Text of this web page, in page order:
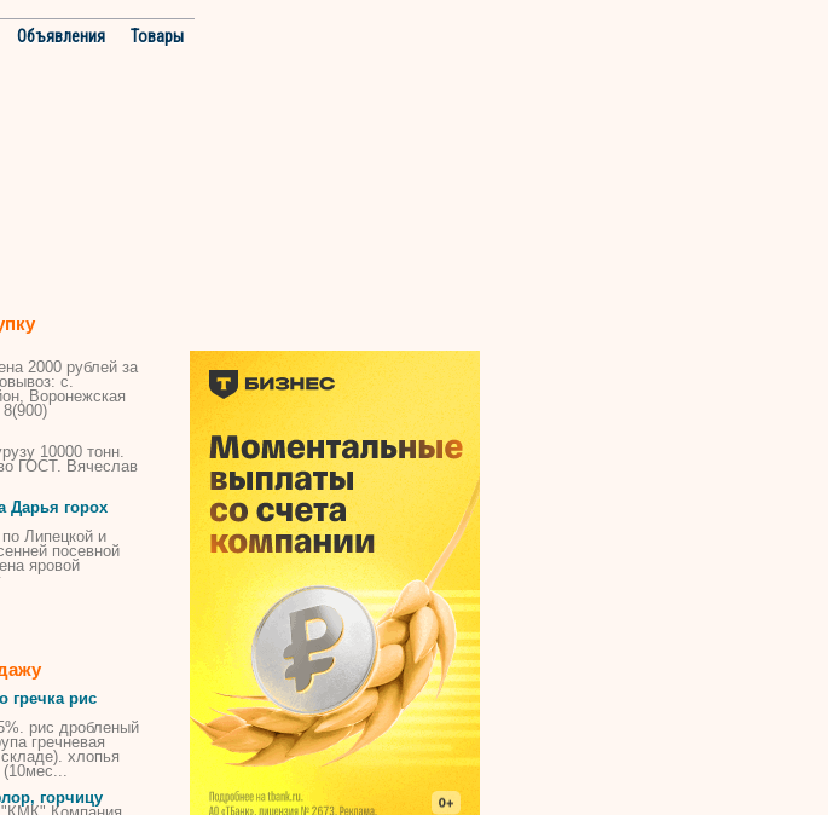
Объявления
Товары
2000 рублей за
с.
Воронежская
10000 тонн.
ГОСТ. Вячеслав
Дарья горох
Липецкой и
посевной
яровой
гречка рис
рис дробленый
гречневая
хлопья
горчицу